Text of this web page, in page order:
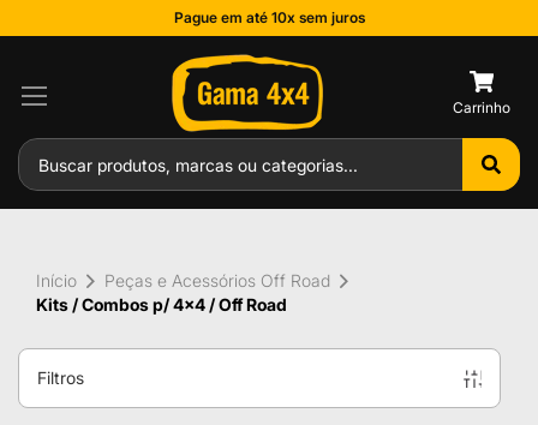
Pague em até 10x sem juros
Início
Peças e Acessórios Off Road
Kits / Combos p/ 4x4 / Off Road
Filtros